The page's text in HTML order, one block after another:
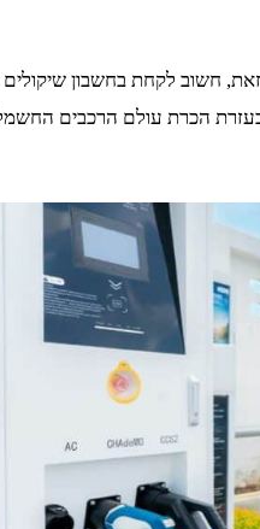
חשוב לקחת בחשבון שיקולים
הכרת עולם הרכבים